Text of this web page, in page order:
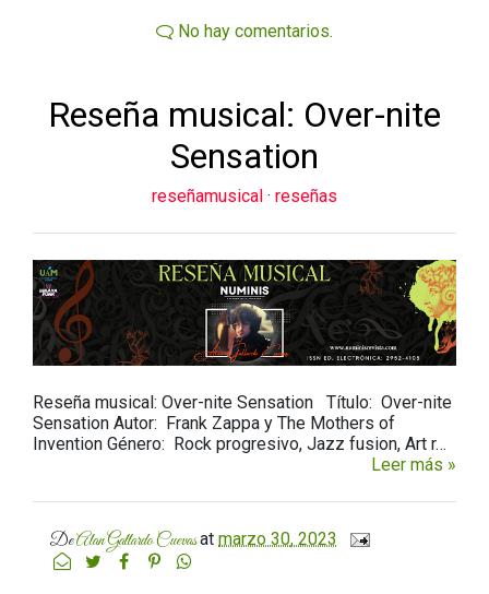
No hay comentarios.
Reseña musical: Over-nite
Sensation
reseñamusical · reseñas
Reseña musical: Over-nite Sensation Título: Over-nite
Sensation Autor: Frank Zappa y The Mothers of
Invention Género: Rock progresivo, Jazz fusion, Art r…
Leer más »
DeAlan Gallardo Cuevasat marzo 30, 2023